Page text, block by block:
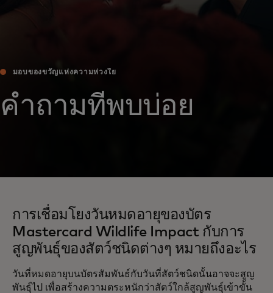
มอบของขวัญแห่งความห่วงใย
คำถามที่พบบ่อย
การเชื่อมโยงวันหมดอายุของบัตร
Mastercard Wildlife Impact กับการ
สูญพันธุ์ของสัตว์ชนิดต่างๆ หมายถึงอะไร‎
วันที่หมดอายุบนบัตรสัมพันธ์กับวันที่สัตว์ชนิดนั้นอาจจะสูญ
พันธุ์ไป เพื่อสร้างความตระหนักว่าสัตว์ใกล้สูญพันธุ์เข้าขั้น